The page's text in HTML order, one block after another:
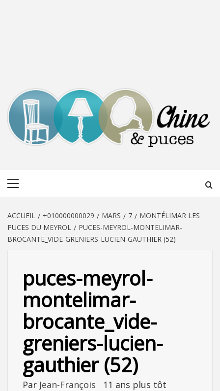
ACCUEIL +010000000029 MARS 7
MONTÉLIMAR LES
PUCES DU MEYROL
PUCES-MEYROL-MONTELIMAR-
BROCANTE_VIDE-GRENIERS-LUCIEN-GAUTHIER (52)
puces-meyrol-
montelimar-
brocante_vide-
greniers-lucien-
gauthier (52)
Par Jean-François 11 ans plus tôt